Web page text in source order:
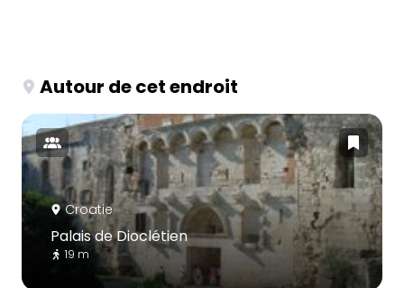
Autour de cet endroit
Croatie
Palais de Dioclétien
19 m